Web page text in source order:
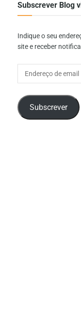
Subscrever Blog
Indique o seu
site e receber
Subscrever